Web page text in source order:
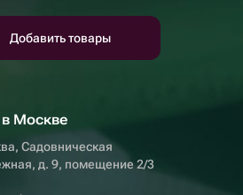
Добавить товары
Москве
Садовническая
д. 9, помещение 2/3